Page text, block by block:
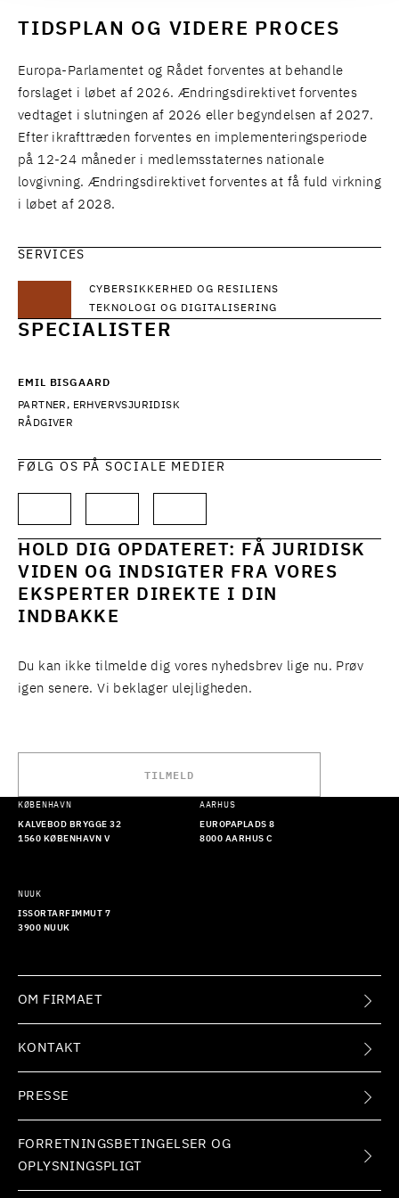
TIDSPLAN OG VIDERE PROCES
Europa-Parlamentet og Rådet forventes at behandle
forslaget i løbet af 2026. Ændringsdirektivet forventes
vedtaget i slutningen af 2026 eller begyndelsen af 2027.
Efter ikrafttræden forventes en implementeringsperiode
på 12-24 måneder i medlemsstaternes nationale
lovgivning. Ændringsdirektivet forventes at få fuld virkning
i løbet af 2028.
SERVICES
CYBERSIKKERHED OG RESILIENS
TEKNOLOGI OG DIGITALISERING
SPECIALISTER
EMIL BISGAARD
PARTNER, ERHVERVSJURIDISK
RÅDGIVER
FØLG OS PÅ SOCIALE MEDIER
HOLD DIG OPDATERET: FÅ JURIDISK
VIDEN OG INDSIGTER FRA VORES
EKSPERTER DIREKTE I DIN
INDBAKKE
Du kan ikke tilmelde dig vores nyhedsbrev lige nu. Prøv
igen senere. Vi beklager ulejligheden.
TILMELD
KØBENHAVN
KALVEBOD BRYGGE 32
1560 KØBENHAVN V
AARHUS
EUROPAPLADS 8
8000 AARHUS C
NUUK
ISSORTARFIMMUT 7
3900 NUUK
OM FIRMAET
KONTAKT
PRESSE
FORRETNINGSBETINGELSER OG
OPLYSNINGSPLIGT